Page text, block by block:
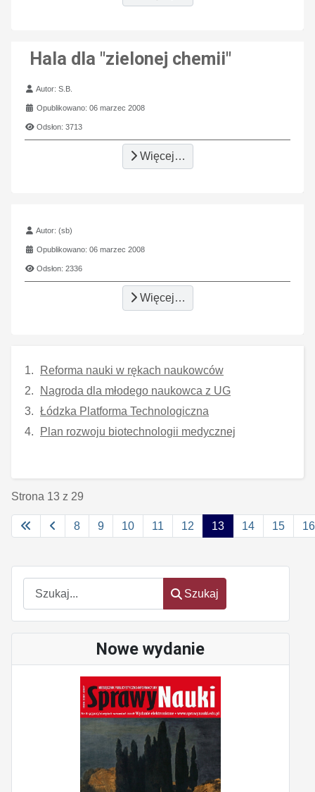
Szukaj
Szukaj
Nowe wydanie
Hala dla "zielonej chemii"
Szczegóły
Autor:S.B.
Opublikowano: 06 marzec 2008
Odsłon: 3713
Więcej…
Szczegóły
Autor:(sb)
Opublikowano: 06 marzec 2008
Odsłon: 2336
Więcej…
Reforma nauki w rękach naukowców
Nagroda dla młodego naukowca z UG
Łódzka Platforma Technologiczna
Plan rozwoju biotechnologii medycznej
Strona 13 z 29
8 9 10 11 12 13 14 15 16